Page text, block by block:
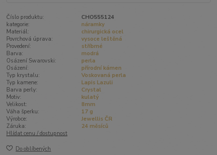
Číslo produktu:
CHO555124
kategorie:
náramky
Materiál:
chirurgická ocel
Povrchová úprava:
vysoce leštěná
Provedení:
stříbrné
Barva:
modrá
Osázení Swarovski:
perla
Osázení:
přírodní kámen
Typ krystalu:
Voskovaná perla
Typ kamene:
Lapis Lazuli
Barva perly:
Crystal
Motiv:
kulatý
Velikost:
8mm
Váha šperku:
17 g
Výrobce:
Jewellis ČR
Záruka:
24 měsíců
Hlídat cenu / dostupnost
Do oblíbených